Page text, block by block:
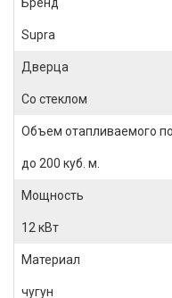
Supra
Дверца
Со стеклом
Объем отапливаемого
до 200 куб. м.
Мощность
12 кВт
Материал
чугун